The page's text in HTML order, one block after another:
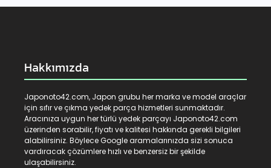
Hakkımızda
Japonoto42.com, Japon grubu her marka ve model araçlar
için sıfır ve çıkma yedek parça hizmetleri sunmaktadır.
Aracınıza uygun her türlü yedek parçayı Japonoto42.com
üzerinden sorabilir, fiyatı ve kalitesi hakkında gerekli bilgileri
alabilirsiniz. Böylece Google aramalarınızda sizi sonuca
vardıracak çözümlere hızlı ve benzersiz bir şekilde
ulaşabilirsiniz.